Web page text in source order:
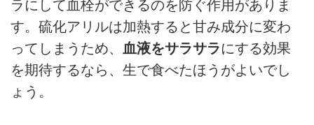
ラにして血栓ができるのを防ぐ作用がありま
す。硫化アリルは加熱すると甘み成分に変わ
ってしまうため、
血液をサラサラにする効果
を期待するなら、生で食べたほうがよいでし
ょう。